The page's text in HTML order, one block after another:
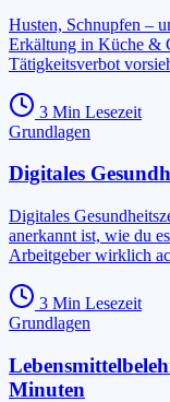
Husten, Schnupfen –
Erkältung in Küche &
Tätigkeitsverbot
3 Min Lesezeit
Grundlagen
Digitales
Digitales
anerkannt ist, wie du
Arbeitgeber wirklich
3 Min Lesezeit
Grundlagen
Minuten